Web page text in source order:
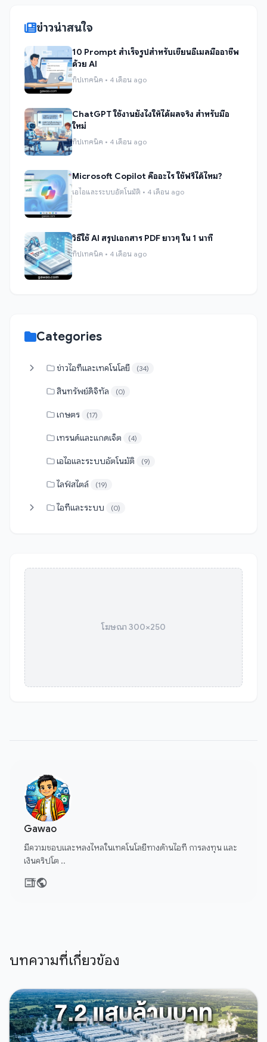
ข่าวน่าสนใจ
10 Prompt สำเร็จรูปสำหรับเขียนอีเมลมืออาชีพ
ด้วย AI
ทิปเทคนิค • 4 เดือน ago
ChatGPT ใช้งานยังไงให้ได้ผลจริง สำหรับมือ
ใหม่
ทิปเทคนิค • 4 เดือน ago
Microsoft Copilot คืออะไร ใช้ฟรีได้ไหม?
เอไอและระบบอัตโนมัติ • 4 เดือน ago
วิธีใช้ AI สรุปเอกสาร PDF ยาวๆ ใน 1 นาที
ทิปเทคนิค • 4 เดือน ago
Categories
ข่าวไอทีและเทคโนโลยี (34)
สินทรัพย์ดิจิทัล (0)
เกษตร (17)
เทรนด์และแกดเจ็ต (4)
เอไอและระบบอัตโนมัติ (9)
ไลฟ์สไตล์ (19)
ไอทีและระบบ (0)
โฆษณา 300×250
Gawao
มีความชอบและหลงไหลในเทคโนโลยีทางด้านไอที การลงทุน และ
เงินคริปโต ..
บทความที่เกี่ยวข้อง